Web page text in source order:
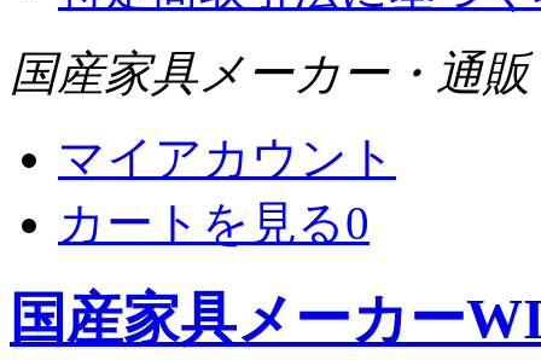
国産家具メーカー・通販
マイアカウント
カートを見る0
国産家具メーカー